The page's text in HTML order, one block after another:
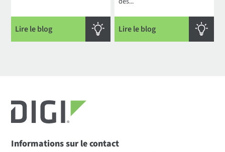
Lire le blog Lire le blog
Informations sur le contact